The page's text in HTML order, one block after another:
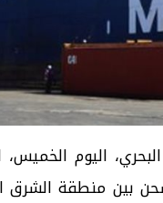
اليوم
بين منطقة